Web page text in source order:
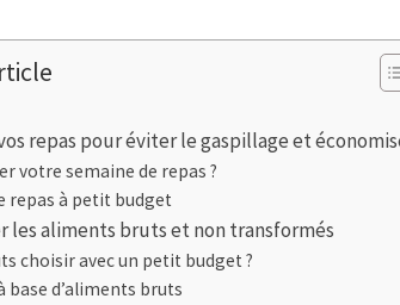
repas pour éviter le gaspillage et
votre semaine de repas ?
repas à petit budget
les aliments bruts et non transformés
choisir avec un petit budget ?
base d’aliments bruts